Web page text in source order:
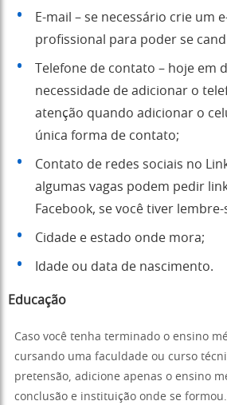
E-mail – se necessário crie um
profissional para poder se
Telefone de contato – hoje em
necessidade de adicionar o
atenção quando adicionar o
única forma de contato;
Contato de redes sociais no
algumas vagas podem pedir
Facebook, se você tiver
Cidade e estado onde mora;
Idade ou data de nascimento.
Educação
Caso você tenha terminado o ensino
cursando uma faculdade ou curso
pretensão, adicione apenas o ensino
conclusão e instituição onde se formou.